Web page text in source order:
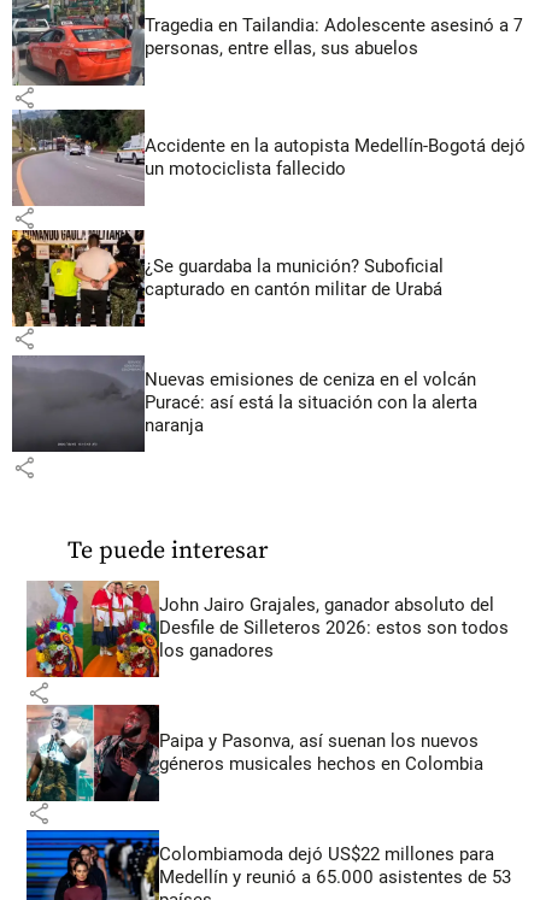
Tragedia en Tailandia: Adolescente asesinó a 7
personas, entre ellas, sus abuelos
share
Accidente en la autopista Medellín-Bogotá dejó
un motociclista fallecido
share
¿Se guardaba la munición? Suboficial
capturado en cantón militar de Urabá
share
Nuevas emisiones de ceniza en el volcán
Puracé: así está la situación con la alerta
naranja
share
Te puede interesar
John Jairo Grajales, ganador absoluto del
Desfile de Silleteros 2026: estos son todos
los ganadores
share
Paipa y Pasonva, así suenan los nuevos
géneros musicales hechos en Colombia
share
Colombiamoda dejó US$22 millones para
Medellín y reunió a 65.000 asistentes de 53